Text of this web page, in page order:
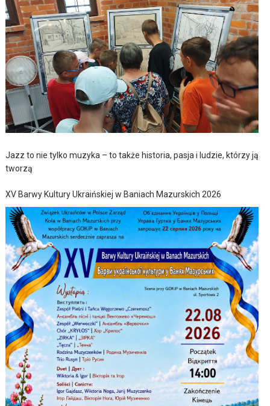
Jazz to nie tylko muzyka – to także historia, pasja i ludzie, którzy ją
tworzą
XV Barwy Kultury Ukraińskiej w Baniach Mazurskich 2026